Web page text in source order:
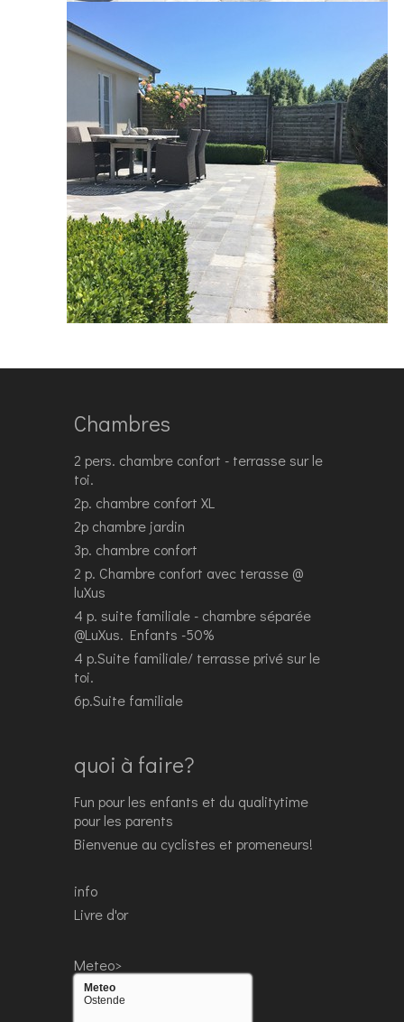
Chambres
2 pers. chambre confort - terrasse sur le
toi.
2p. chambre confort XL
2p chambre jardin
3p. chambre confort
2 p. Chambre confort avec terasse @
luXus
4 p. suite familiale - chambre séparée
@LuXus. Enfants -50%
4 p.Suite familiale/ terrasse privé sur le
toi.
6p.Suite familiale
quoi à faire?
Fun pour les enfants et du qualitytime
pour les parents
Bienvenue au cyclistes et promeneurs!
info
Livre d'or
Meteo>
Meteo
Ostende